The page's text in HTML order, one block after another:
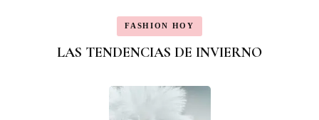
FASHION HOY
LAS TENDENCIAS DE INVIERNO